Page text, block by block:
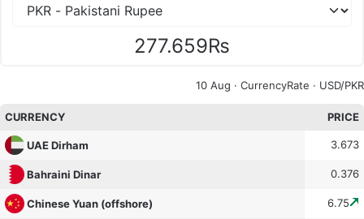
277.659₨
10 Aug · CurrencyRate · USD/PKR
CURRENCY PRICE
UAE Dirham 3.673
Bahraini Dinar 0.376
Chinese Yuan (offshore) 6.75